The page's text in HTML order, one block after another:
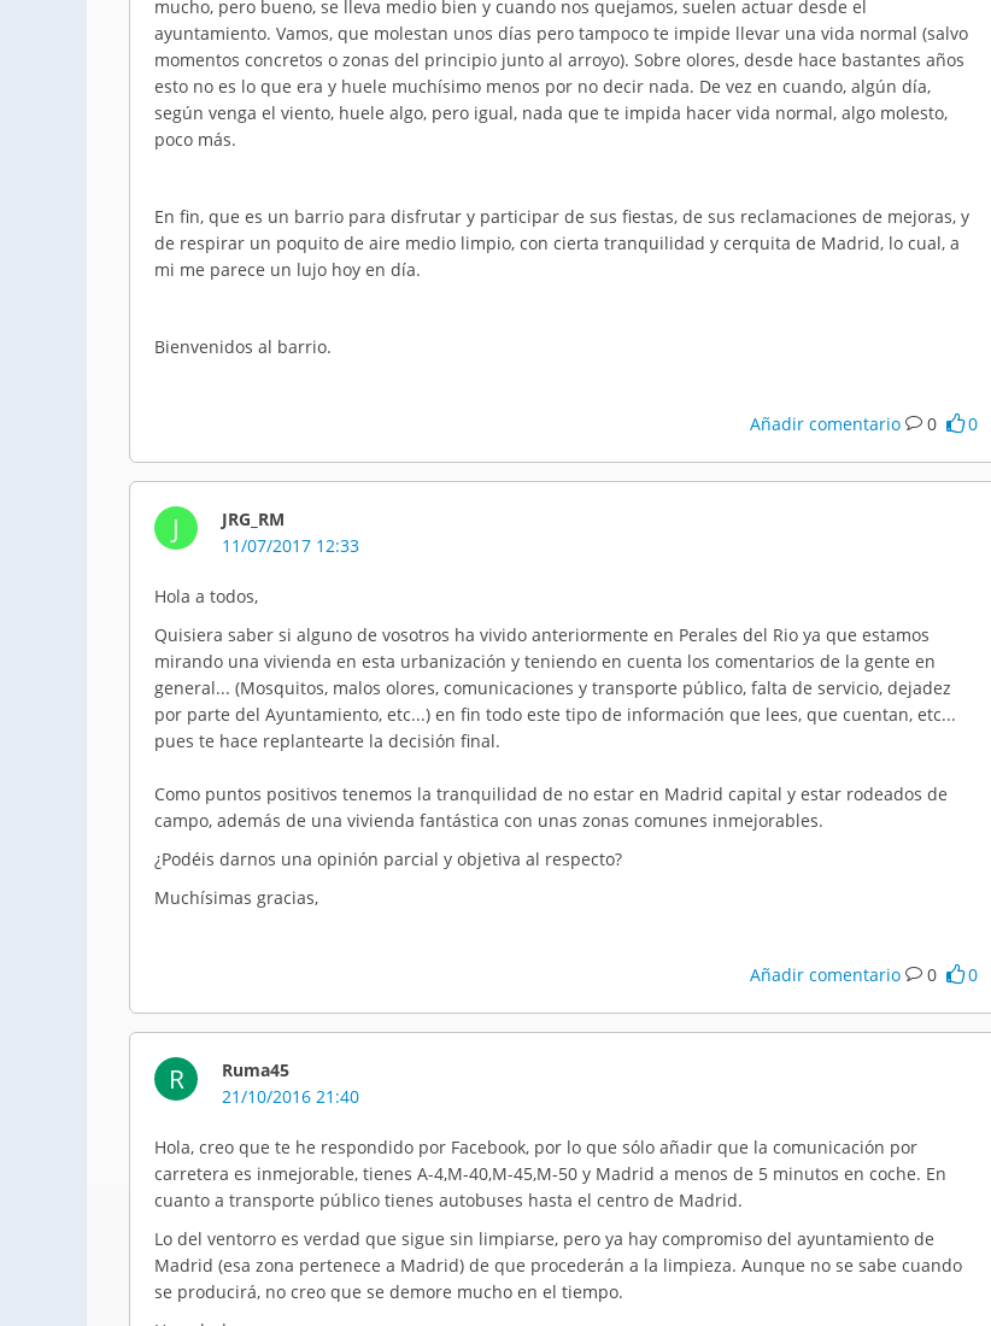
mucho, pero bueno, se lleva medio bien y cuando nos quejamos, suelen actuar desde el
ayuntamiento. Vamos, que molestan unos días pero tampoco te impide llevar una vida normal (salvo
momentos concretos o zonas del principio junto al arroyo). Sobre olores, desde hace bastantes años
esto no es lo que era y huele muchísimo menos por no decir nada. De vez en cuando, algún día,
según venga el viento, huele algo, pero igual, nada que te impida hacer vida normal, algo molesto,
poco más.
En fin, que es un barrio para disfrutar y participar de sus fiestas, de sus reclamaciones de mejoras, y
de respirar un poquito de aire medio limpio, con cierta tranquilidad y cerquita de Madrid, lo cual, a
mi me parece un lujo hoy en día.
Bienvenidos al barrio.
Añadir comentario 0 0
J
JRG_RM
11/07/2017 12:33
Hola a todos,
Quisiera saber si alguno de vosotros ha vivido anteriormente en Perales del Rio ya que estamos
mirando una vivienda en esta urbanización y teniendo en cuenta los comentarios de la gente en
general... (Mosquitos, malos olores, comunicaciones y transporte público, falta de servicio, dejadez
por parte del Ayuntamiento, etc...) en fin todo este tipo de información que lees, que cuentan, etc...
pues te hace replantearte la decisión final.
Como puntos positivos tenemos la tranquilidad de no estar en Madrid capital y estar rodeados de
campo, además de una vivienda fantástica con unas zonas comunes inmejorables.
¿Podéis darnos una opinión parcial y objetiva al respecto?
Muchísimas gracias,
Añadir comentario 0 0
R
Ruma45
21/10/2016 21:40
Hola, creo que te he respondido por Facebook, por lo que sólo añadir que la comunicación por
carretera es inmejorable, tienes A-4,M-40,M-45,M-50 y Madrid a menos de 5 minutos en coche. En
cuanto a transporte público tienes autobuses hasta el centro de Madrid.
Lo del ventorro es verdad que sigue sin limpiarse, pero ya hay compromiso del ayuntamiento de
Madrid (esa zona pertenece a Madrid) de que procederán a la limpieza. Aunque no se sabe cuando
se producirá, no creo que se demore mucho en el tiempo.